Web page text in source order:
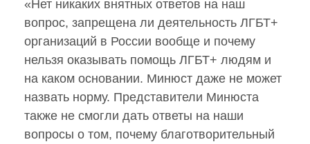
«Нет никаких внятных ответов на наш
вопрос, запрещена ли деятельность ЛГБТ+
организаций в России вообще и почему
нельзя оказывать помощь ЛГБТ+ людям и
на каком основании. Минюст даже не может
назвать норму. Представители Минюста
также не смогли дать ответы на наши
вопросы о том, почему благотворительный